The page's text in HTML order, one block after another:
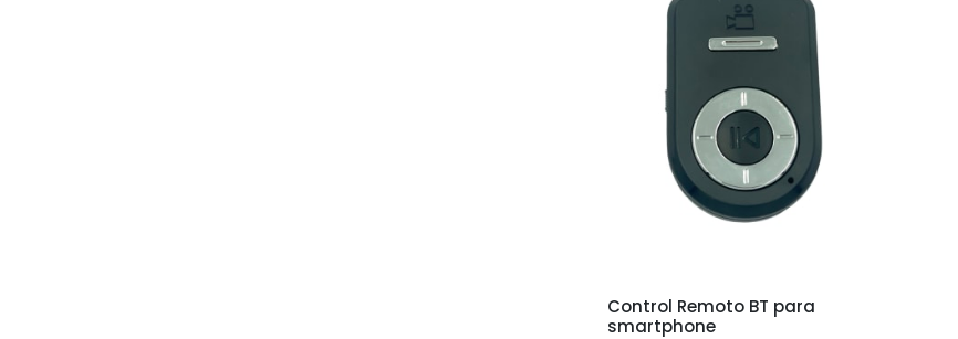
Control Remoto BT para
smartphone